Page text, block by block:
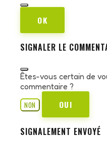
OK
SIGNALER LE
Êtes-vous certain de
commentaire ?
NON
OUI
SIGNALEMENT ENVOYÉ